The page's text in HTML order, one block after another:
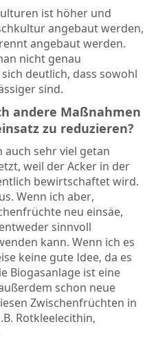
ist höher und
angebaut werden,
angebaut werden.
nicht genau
deutlich, dass sowohl
sind.
andere Maßnahmen
zu reduzieren?
sehr viel getan
weil der Acker in der
bewirtschaftet wird.
Wenn ich aber,
neu einsäe,
sinnvoll
kann. Wenn ich es
keine gute Idee, da es
Biogasanlage ist eine
schon neue
Zwischenfrüchten in
Rotkleelecithin,